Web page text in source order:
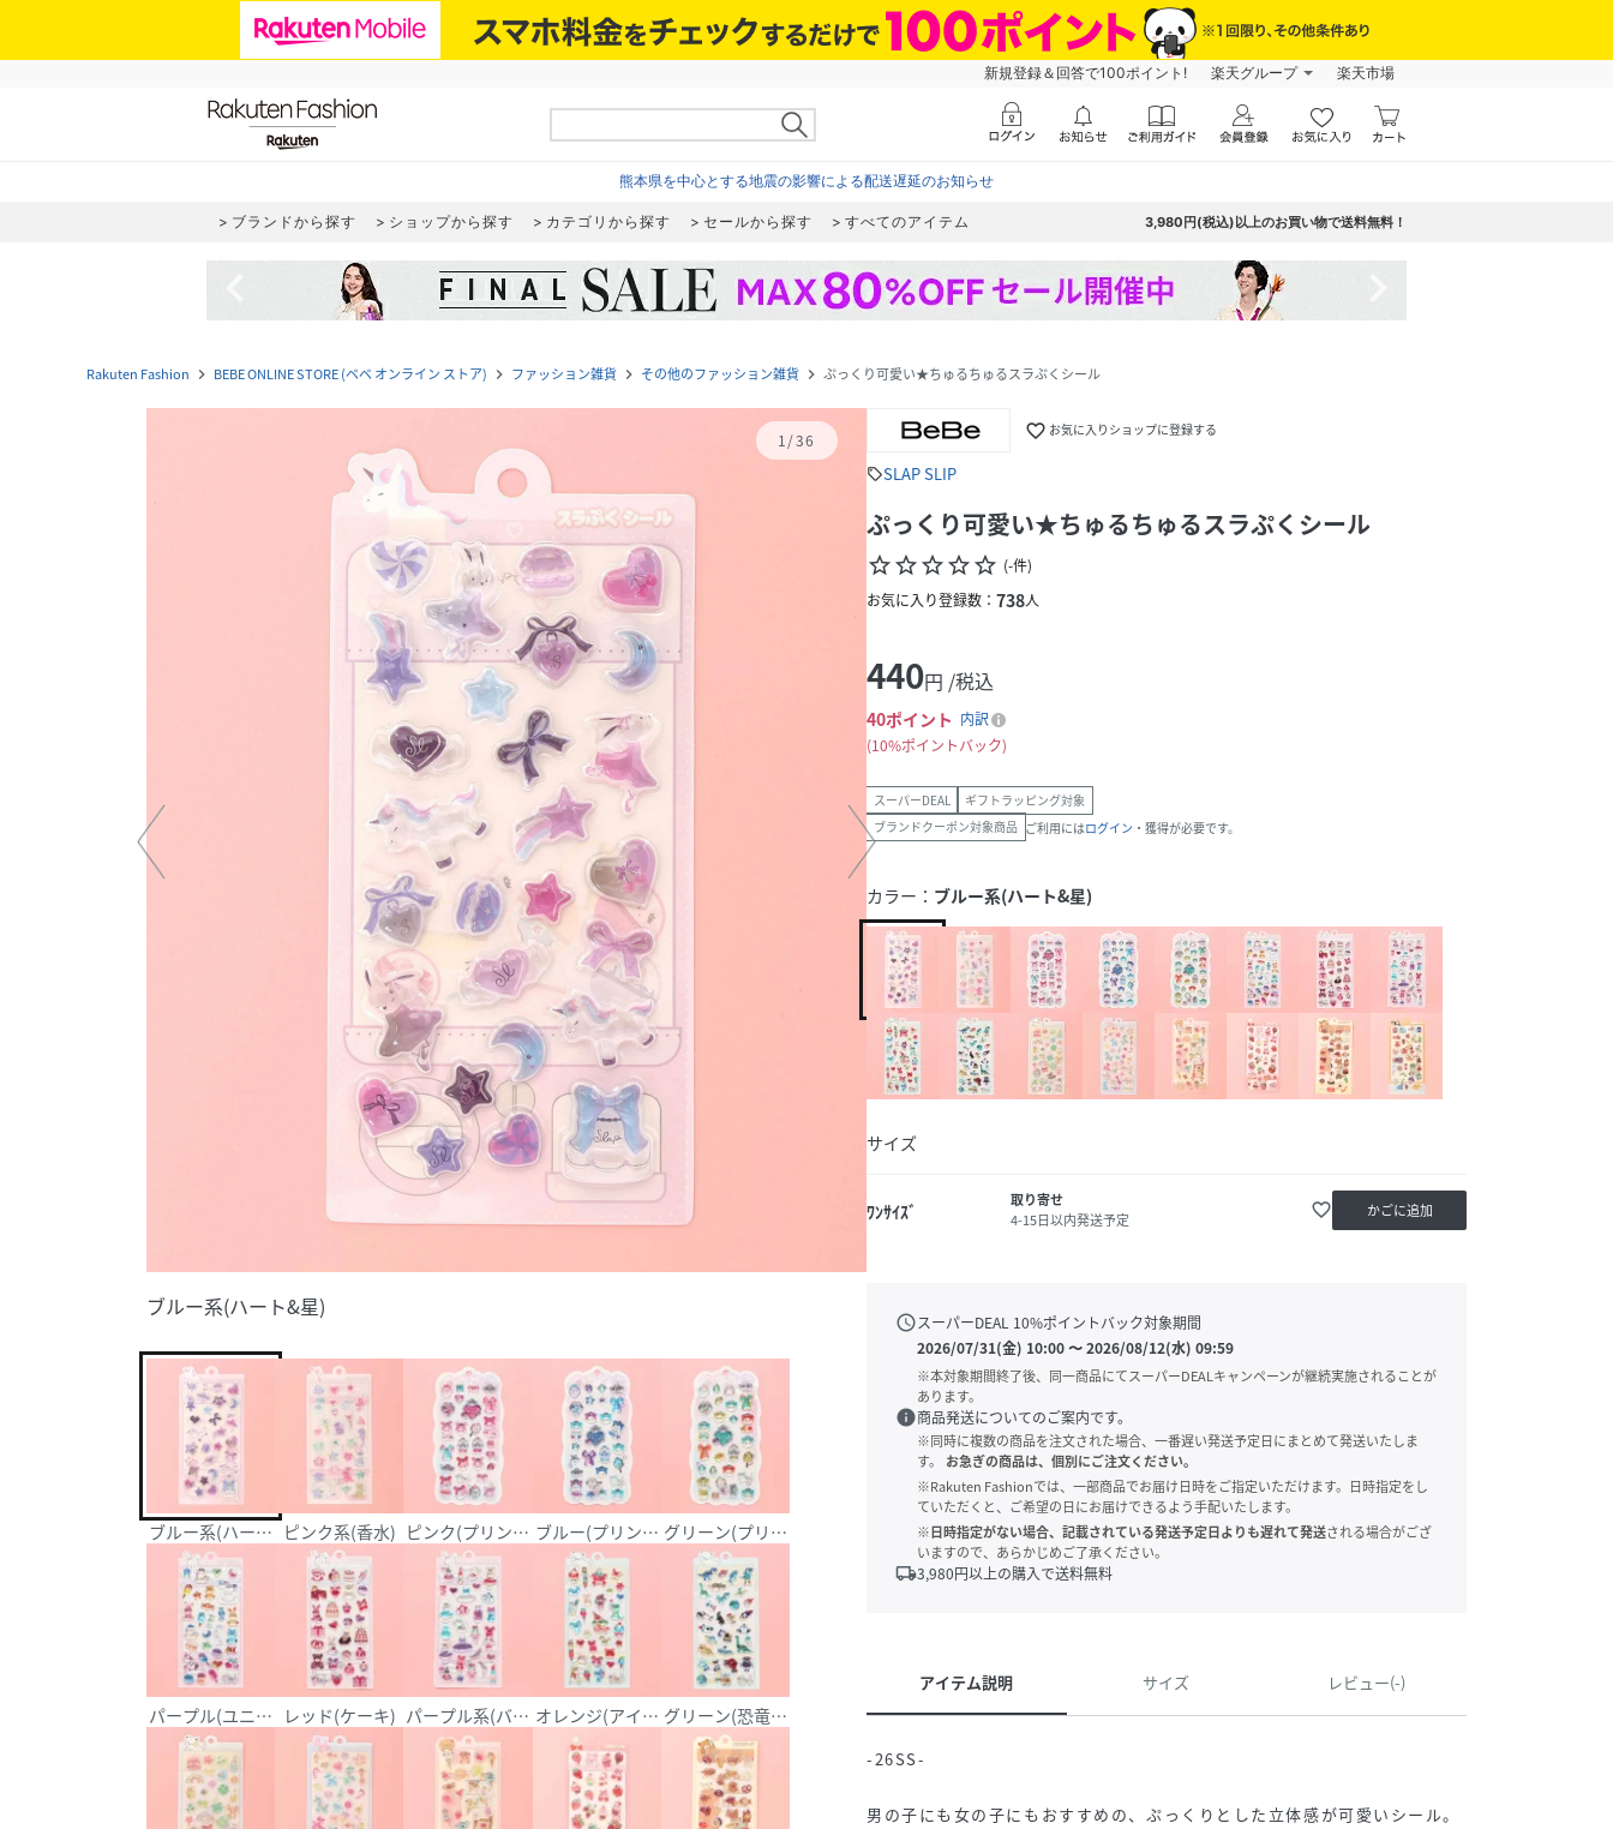
新規登録＆回答で100ポイント! 楽天グループ 楽天市場
熊本県を中心とする地震の影響による配送遅延のお知らせ
ブランドから探す ショップから探す カテゴリから探す セールから探す すべてのアイテム 3,980円(税込)以上のお買い物で送料無料！
Rakuten Fashion navigate_next BEBE ONLINE STORE (ベベ オンライン ストア) navigate_next ファッション雑貨 navigate_next その他のファッション雑貨 navigate_next ぷっくり可愛い★ちゅるちゅるスラぷくシール
1/36
ブルー系(ハート&星)
ブルー系(ハート&星)ピンク系(香水) ピンク(プリンセス)ブルー(プリンセス)グリーン(プリンセス)
パープル(ユニコーン)レッド(ケーキ) パープル系(バレリーナ)オレンジ(アイス) グリーン(恐竜＆おもちゃ)
favorite_border お気に入りショップに登録する
sellSLAP SLIP
ぷっくり可愛い★ちゅるちゅるスラぷくシール
star_borderstar_borderstar_borderstar_borderstar_border (-件)
お気に入り登録数： 738人
440円 /税込
40ポイント 内訳
10%ポイントバック
スーパーDEAL
ギフトラッピング対象
ブランドクーポン対象商品 ご利用にはログイン ・獲得が必要です。
カラー： ブルー系(ハート&星)
サイズ
ﾜﾝｻｲｽﾞ
取り寄せ
4-15日以内発送予定
favorite_border かごに追加
scheduleスーパーDEAL 10%ポイントバック対象期間
2026/07/31(金) 10:00〜2026/08/12(水) 09:59
※本対象期間終了後、同一商品にてスーパーDEALキャンペーンが継続実施されることが
あります。
info商品発送についてのご案内です。
※同時に複数の商品を注文された場合、一番遅い発送予定日にまとめて発送いたしま
す。
お急ぎの商品は、個別にご注文ください。
※Rakuten Fashionでは、一部商品でお届け日時をご指定いただけます。日時指定をし
ていただくと、ご希望の日にお届けできるよう手配いたします。
※日時指定がない場合、記載されている発送予定日よりも遅れて発送される場合がござ
いますので、あらかじめご了承ください。
local_shipping3,980円以上の購入で送料無料
アイテム説明 サイズ レビュー(-)
-26SS-
男の子にも女の子にもおすすめの、ぷっくりとした立体感が可愛いシール。